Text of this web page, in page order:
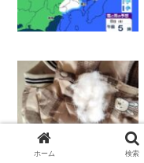
ホーム 検索